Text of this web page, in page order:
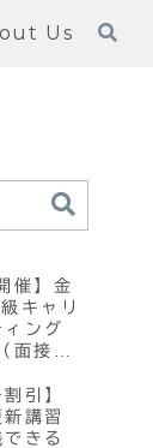
Us
催】金
キャリ
ング
面接）
引】
講習
できる